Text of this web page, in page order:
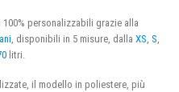
personalizzabili grazie alla
, disponibili in 5 misure, dalla XS S
litri.
il modello in poliestere, più